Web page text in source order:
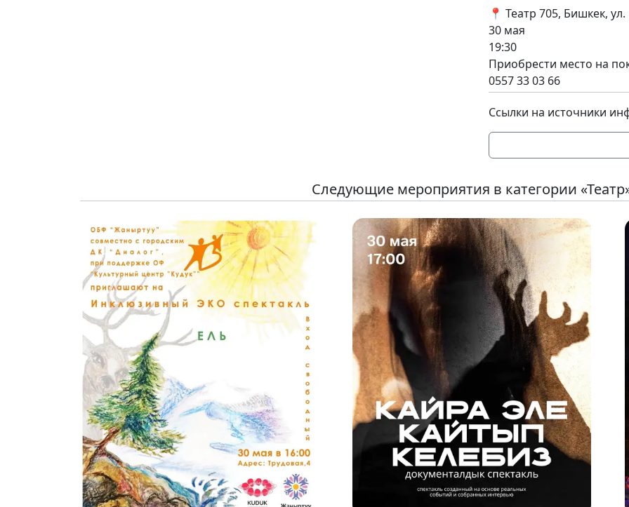
📍 Театр 705, Бишкек,
30 мая
19:30
Приобрести место на
0557 33 03 66
Ссылки на источники
Следующие мероприятия в категории